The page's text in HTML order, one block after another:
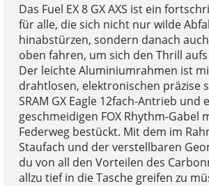
Das Fuel EX 8 GX AXS ist ein
für alle, die sich nicht nur wilde
hinabstürzen, sondern danach
oben fahren, um sich den Thrill
Der leichte Aluminiumrahmen ist
drahtlosen, elektronischen präzise
SRAM GX Eagle 12fach-Antrieb und
geschmeidigen FOX Rhythm-Gabel
Federweg bestückt. Mit dem im
Staufach und der verstellbaren
du von all den Vorteilen des
allzu tief in die Tasche greifen zu